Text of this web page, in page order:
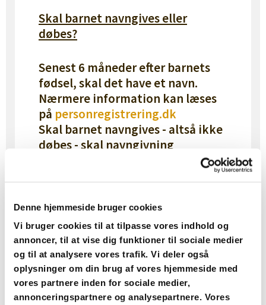
Denne hjemmeside bruger cookies
Vi bruger cookies til at tilpasse vores indhold og
annoncer, til at vise dig funktioner til sociale medier
og til at analysere vores trafik. Vi deler også
oplysninger om din brug af vores hjemmeside med
vores partnere inden for sociale medier,
annonceringspartnere og analysepartnere. Vores
Skal barnet navngives eller
døbes?
Senest 6 måneder efter barnets
fødsel, skal det have et navn.
Nærmere information kan læses
på personregistrering.dk
Skal barnet navngives - altså ikke
døbes - skal navngivning
tag i god tid kontakt til præsten,
der skal døbe barnet.
Efter aftale med præsten, mødes I
til en samtale omkring dåben,
dens betydning og alt det
praktiske.
Det kan foregå enten hjemme hos